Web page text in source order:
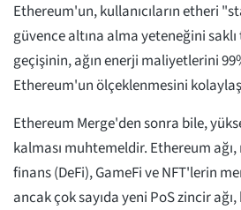
Ethereum'un, kullanıcıların etheri
güvence altına alma yeteneğini
geçişinin, ağın enerji maliyetlerini
Ethereum'un ölçeklenmesini
Ethereum Merge'den sonra bile,
kalması muhtemeldir. Ethereum
finans (DeFi), GameFi ve NFT'lerin
ancak çok sayıda yeni PoS zincir ağı,